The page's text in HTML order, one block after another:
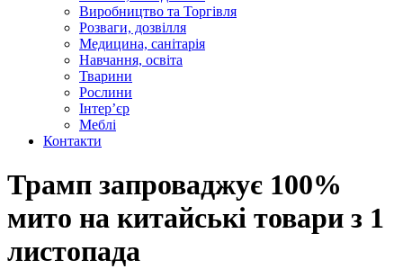
Виробництво та Торгівля
Розваги, дозвілля
Медицина, санітарія
Навчання, освіта
Тварини
Рослини
Інтер’єр
Меблі
Контакти
Трамп запроваджує 100%
мито на китайські товари з 1
листопада